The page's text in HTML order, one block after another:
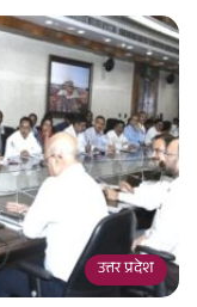
उत्तर प्रदेश